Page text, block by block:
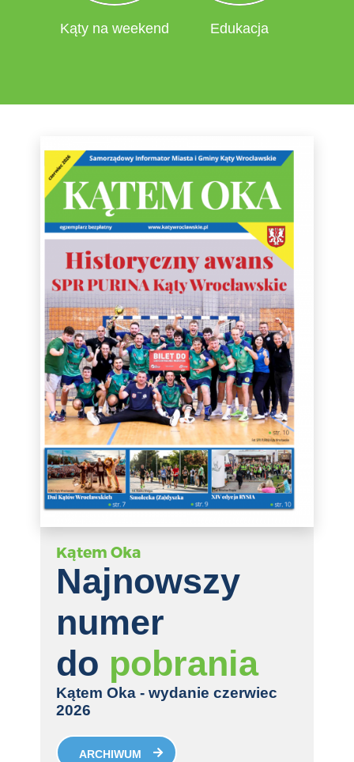
Kąty na weekend Edukacja
Kątem Oka
Najnowszy
numer
do pobrania
Kątem Oka - wydanie czerwiec
2026
ARCHIWUM